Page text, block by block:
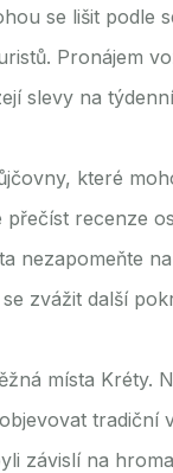
se lišit podle
Pronájem
slevy na
které
recenze
nezapomeňte
zvážit další
místa Kréty.
tradiční
závislí na